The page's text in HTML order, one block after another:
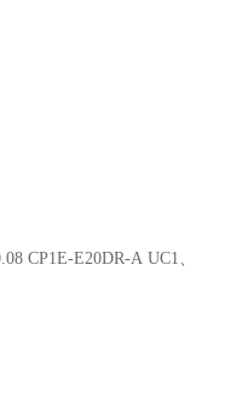
CP1E-E20DR-A UC1、